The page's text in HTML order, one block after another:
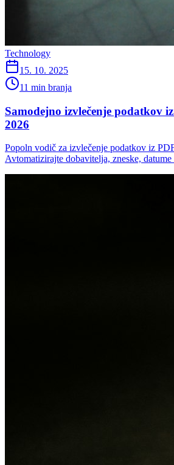
Technology
15. 10. 2025
11 min branja
Samodejno izvlečenje podatkov
2026
Popoln vodič za izvlečenje podatkov iz
Avtomatizirajte dobavitelja, zneske,